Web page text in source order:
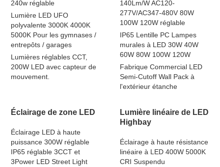
240w réglable
Lumière LED UFO
polyvalente 3000K 4000K
5000K Pour les gymnases /
entrepôts / garages
Lumières réglables CCT,
200W LED avec capteur de
mouvement.
140Lm/W AC120-
277V/AC347-480V 80W
100W 120W réglable
IP65 Lentille PC Lampes
murales à LED 30W 40W
60W 80W 100W 120W
Fabrique Commercial LED
Semi-Cutoff Wall Pack à
l'extérieur étanche
Éclairage de zone LED
Éclairage LED à haute
puissance 300W réglable
IP65 réglable 3CCT et
3Power LED Street Light
Lumière linéaire de LED
Highbay
Éclairage à haute résistance
linéaire à LED 400W 5000K
CRI Suspendu